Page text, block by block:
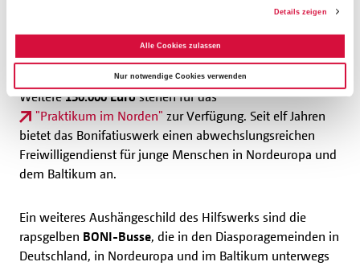
Details zeigen
Alle Cookies zulassen
Nur notwendige Cookies verwenden
Bewegen und Verbinden
Weitere150.000 Eurostehen für das
"Praktikum im Norden" zur Verfügung. Seit elf Jahren
bietet das Bonifatiuswerk einen abwechslungsreichen
Freiwilligendienst für junge Menschen in Nordeuropa und
dem Baltikum an.
Ein weiteres Aushängeschild des Hilfswerks sind die
rapsgelben BONI-Busse, die in den Diasporagemeinden in
Deutschland, in Nordeuropa und im Baltikum unterwegs